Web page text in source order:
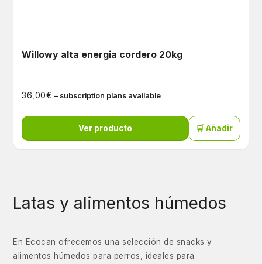
Willowy alta energia cordero 20kg
36,00€ – subscription plans available
Ver producto 🛒 Añadir
Latas y alimentos húmedos
En Ecocan ofrecemos una selección de snacks y
alimentos húmedos para perros, ideales para